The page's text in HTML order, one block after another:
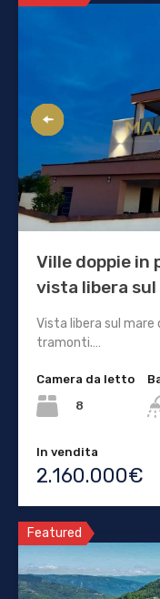
Ville doppie in
vista libera sul
Vista libera sul mare
tramonti.…
Camera da letto
8
In vendita
2.160.000€
Featured